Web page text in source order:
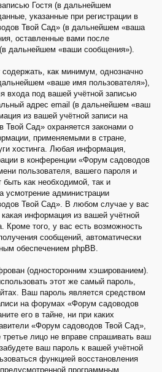
Гостя (в дальнейшем
указанные при регистрации в
Твой Сад» (в дальнейшем «ваша
оставленные вами после
(в дальнейшем «ваши сообщения»).
как минимум, однозначно
«ваше имя пользователя»),
входа под вашей учётной записью
адрес email (в дальнейшем «ваш
из вашей учётной записи на
Сад» охраняется законами о
применяемыми в стране,
хостинга. Любая информация,
в конференции «Форум садоводов
пользователя, вашего пароля и
как необходимой, так и
усмотрение администрации
Твой Сад». В любом случае у вас
информация из вашей учётной
Кроме того, у вас есть возможность
сообщений, автоматически
обеспечением phpBB.
(односторонним хэшированием).
этот же самый пароль,
Ваш пароль является средством
на форумах «Форум садоводов
его в тайне, ни при каких
«Форум садоводов Твой Сад»,
лицо не вправе спрашивать ваш
ваш пароль к вашей учётной
функцией восстановления
программным